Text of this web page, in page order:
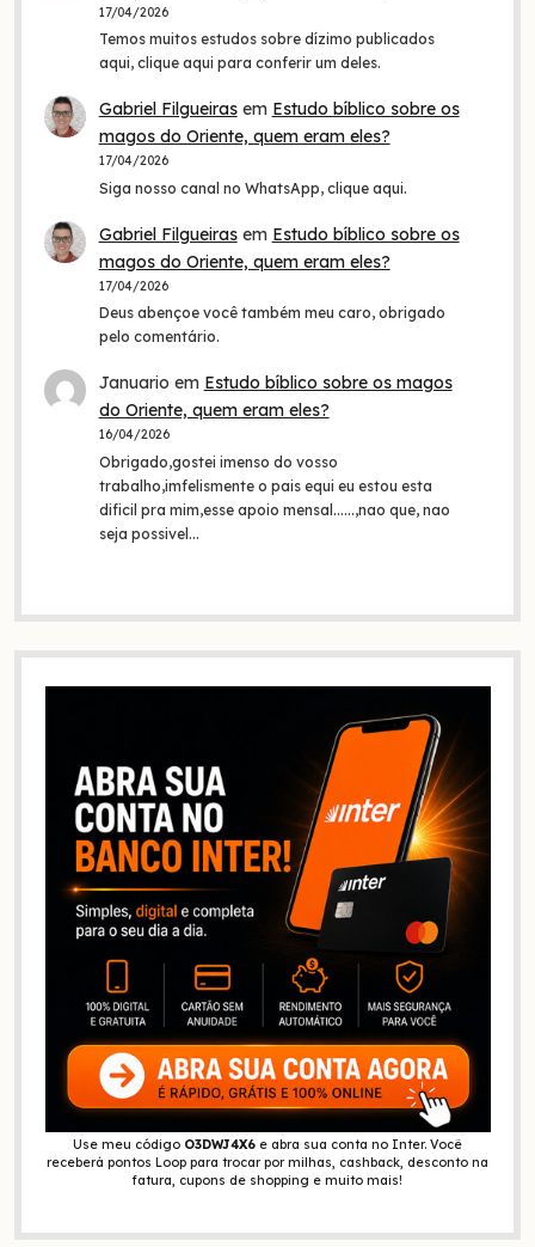
17/04/2026
Temos muitos estudos sobre dízimo publicados
aqui, clique aqui para conferir um deles.
Gabriel Filgueirasem Estudo bíblico sobre os
magos do Oriente, quem eram eles?
17/04/2026
Siga nosso canal no WhatsApp, clique aqui.
Gabriel Filgueirasem Estudo bíblico sobre os
magos do Oriente, quem eram eles?
17/04/2026
Deus abençoe você também meu caro, obrigado
pelo comentário.
Januario em Estudo bíblico sobre os magos
do Oriente, quem eram eles?
16/04/2026
Obrigado,gostei imenso do vosso
trabalho,imfelismente o pais equi eu estou esta
dificil pra mim,esse apoio mensal......,nao que, nao
seja possivel…
Use meu código O3DWJ4X6 e abra sua conta no Inter. Você
receberá pontos Loop para trocar por milhas, cashback, desconto na
fatura, cupons de shopping e muito mais!